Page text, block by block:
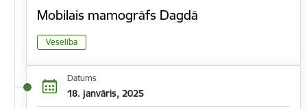
Mobilais mamogrāfs Dagdā
Veselība
Datums
18. janvāris, 2025